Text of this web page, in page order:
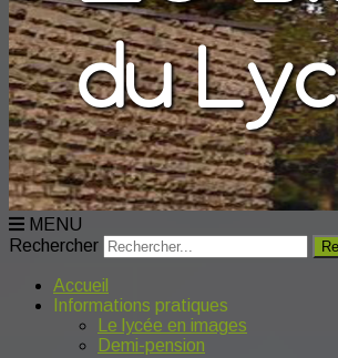
MENU
Rechercher
Accueil
Informations pratiques
Le lycée en images
Demi-pension